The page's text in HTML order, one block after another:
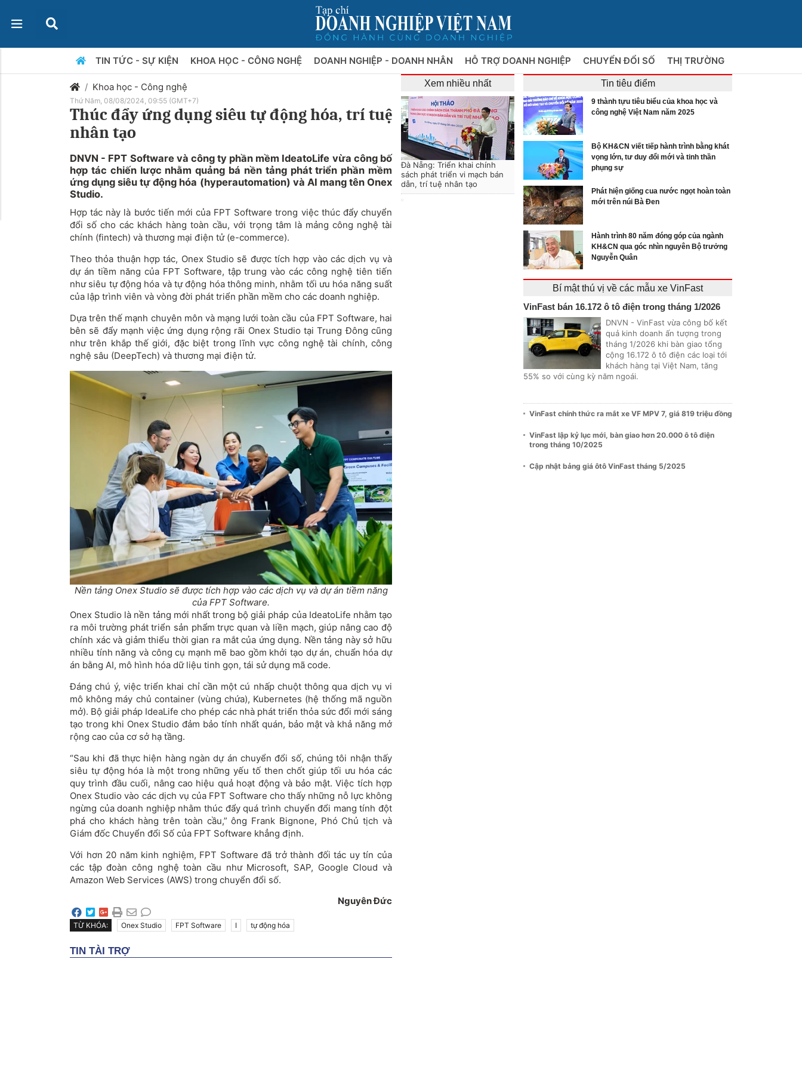
TIN TỨC - SỰ KIỆN KHOA HỌC - CÔNG NGHỆ DOANH NGHIỆP - DOANH NHÂN HỖ TRỢ DOANH NGHIỆP CHUYỂN ĐỔI SỐ THỊ TRƯỜNG
Khoa học - Công nghệ
Thứ Năm, 08/08/2024, 09:55 (GMT+7)
Thúc đẩy ứng dụng siêu tự động hóa, trí tuệ
nhân tạo
DNVN - FPT Software và công ty phần mềm IdeatoLife vừa công bố
hợp tác chiến lược nhằm quảng bá nền tảng phát triển phần mềm
ứng dụng siêu tự động hóa (hyperautomation) và AI mang tên Onex
Studio.
Hợp tác này là bước tiến mới của FPT Software trong việc thúc đẩy chuyển
đổi số cho các khách hàng toàn cầu, với trọng tâm là mảng công nghệ tài
chính (fintech) và thương mại điện tử (e-commerce).
Theo thỏa thuận hợp tác, Onex Studio sẽ được tích hợp vào các dịch vụ và
dự án tiềm năng của FPT Software, tập trung vào các công nghệ tiên tiến
như siêu tự động hóa và tự động hóa thông minh, nhằm tối ưu hóa năng suất
của lập trình viên và vòng đời phát triển phần mềm cho các doanh nghiệp.
Dựa trên thế mạnh chuyên môn và mạng lưới toàn cầu của FPT Software, hai
bên sẽ đẩy mạnh việc ứng dụng rộng rãi Onex Studio tại Trung Đông cũng
như trên khắp thế giới, đặc biệt trong lĩnh vực công nghệ tài chính, công
nghệ sâu (DeepTech) và thương mại điện tử.
Nền tảng Onex Studio sẽ được tích hợp vào các dịch vụ và dự án tiềm năng
của FPT Software.
Onex Studio là nền tảng mới nhất trong bộ giải pháp của IdeatoLife nhằm tạo
ra môi trường phát triển sản phẩm trực quan và liền mạch, giúp nâng cao độ
chính xác và giảm thiểu thời gian ra mắt của ứng dụng. Nền tảng này sở hữu
nhiều tính năng và công cụ mạnh mẽ bao gồm khởi tạo dự án, chuẩn hóa dự
án bằng AI, mô hình hóa dữ liệu tinh gọn, tái sử dụng mã code.
Đáng chú ý, việc triển khai chỉ cần một cú nhấp chuột thông qua dịch vụ vi
mô không máy chủ container (vùng chứa), Kubernetes (hệ thống mã nguồn
mở). Bộ giải pháp IdeaLife cho phép các nhà phát triển thỏa sức đổi mới sáng
tạo trong khi Onex Studio đảm bảo tính nhất quán, bảo mật và khả năng mở
rộng cao của cơ sở hạ tầng.
“Sau khi đã thực hiện hàng ngàn dự án chuyển đổi số, chúng tôi nhận thấy
siêu tự động hóa là một trong những yếu tố then chốt giúp tối ưu hóa các
quy trình đầu cuối, nâng cao hiệu quả hoạt động và bảo mật. Việc tích hợp
Onex Studio vào các dịch vụ của FPT Software cho thấy những nỗ lực không
ngừng của doanh nghiệp nhằm thúc đẩy quá trình chuyển đổi mang tính đột
phá cho khách hàng trên toàn cầu,” ông Frank Bignone, Phó Chủ tịch và
Giám đốc Chuyển đổi Số của FPT Software khẳng định.
Với hơn 20 năm kinh nghiệm, FPT Software đã trở thành đối tác uy tín của
các tập đoàn công nghệ toàn cầu như Microsoft, SAP, Google Cloud và
Amazon Web Services (AWS) trong chuyển đổi số.
Nguyên Đức
TỪ KHÓA: Onex Studio FPT Software I tự động hóa
Xem nhiều nhất
Đà Nẵng: Triển khai chính
sách phát triển vi mạch bán
dẫn, trí tuệ nhân tạo
Tin tiêu điểm
9 thành tựu tiêu biểu của khoa học và
công nghệ Việt Nam năm 2025
Bộ KH&CN viết tiếp hành trình bằng khát
vọng lớn, tư duy đổi mới và tinh thần
phụng sự
Phát hiện giống cua nước ngọt hoàn toàn
mới trên núi Bà Đen
Hành trình 80 năm đóng góp của ngành
KH&CN qua góc nhìn nguyên Bộ trưởng
Nguyễn Quân
Bí mật thú vị về các mẫu xe VinFast
VinFast bán 16.172 ô tô điện trong tháng 1/2026
DNVN - VinFast vừa công bố kết
quả kinh doanh ấn tượng trong
tháng 1/2026 khi bàn giao tổng
cộng 16.172 ô tô điện các loại tới
khách hàng tại Việt Nam, tăng
55% so với cùng kỳ năm ngoái.
VinFast chính thức ra mắt xe VF MPV 7, giá 819 triệu đồng
VinFast lập kỷ lục mới, bàn giao hơn 20.000 ô tô điện
trong tháng 10/2025
Cập nhật bảng giá ôtô VinFast tháng 5/2025